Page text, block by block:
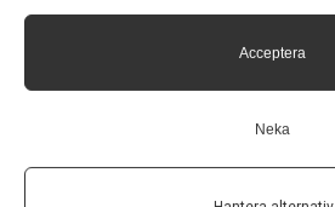
Acceptera
Neka
Länkar
Om Neurologi i Sverige